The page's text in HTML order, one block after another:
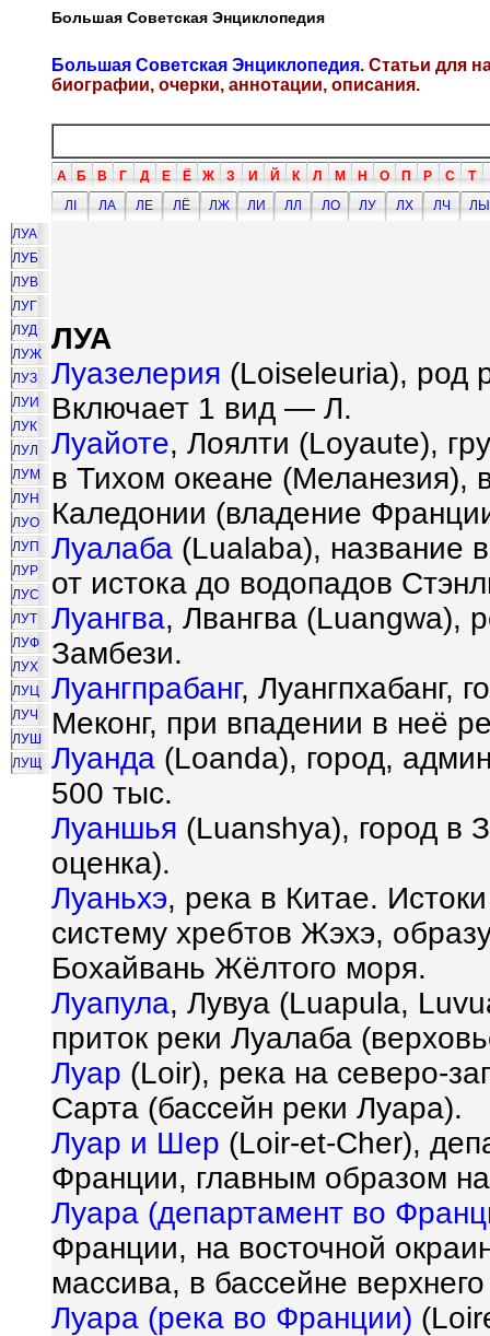
Большая Советская Энциклопедия
Большая Советская Энциклопедия. Статьи для
биографии, очерки, аннотации, описания.
А Б В Г Д Е Ё Ж З И Й К Л М Н О П Р С Т
ЛI
ЛА ЛЕ ЛЁ ЛЖ ЛИ ЛЛ ЛО ЛУ ЛХ ЛЧ
ЛЫ
ЛУА
ЛУБ
ЛУВ
ЛУГ
ЛУД
ЛУЖ
ЛУЗ
ЛУИ
ЛУК
ЛУЛ
ЛУМ
ЛУН
ЛУО
ЛУП
ЛУР
ЛУС
ЛУТ
ЛУФ
ЛУХ
ЛУЦ
ЛУЧ
ЛУШ
ЛУЩ
ЛУА
Луазелерия (Loiseleuria), род
Включает 1 вид — Л.
Луайоте, Лоялти (Loyaute),
в Тихом океане (Меланезия),
Каледонии (владение
Луалаба (Lualaba), название
от истока до водопадов
Луангва, Лвангва (Luangwa),
Замбези.
Луангпрабанг, Луангпхабанг,
Меконг, при впадении в неё
Луанда (Loanda), город,
500 тыс.
Луаншья (Luanshya), город в
оценка).
Луаньхэ, река в Китае.
систему хребтов Жэхэ,
Бохайвань Жёлтого моря.
Луапула, Лувуа (Luapula,
приток реки Луалаба
Луар (Loir), река на северо-
Сарта (бассейн реки Луара).
Луар и Шер (Loir-et-Cher),
Франции, главным образом
Луара (департамент во
Франции, на восточной
массива, в бассейне
Луара (река во Франции)